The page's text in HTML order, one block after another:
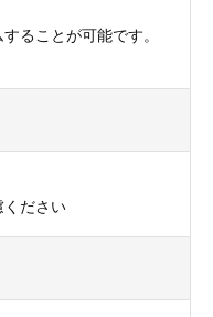
ることが可能です。
ください